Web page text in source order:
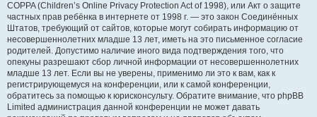
COPPA (Children’s Online Privacy Protection Act of 1998), или Акт о защите
частных прав ребёнка в интернете от 1998 г. — это закон Соединённых
Штатов, требующий от сайтов, которые могут собирать информацию от
несовершеннолетних младше 13 лет, иметь на это письменное согласие
родителей. Допустимо наличие иного вида подтверждения того, что
опекуны разрешают сбор личной информации от несовершеннолетних
младше 13 лет. Если вы не уверены, применимо ли это к вам, как к
регистрирующемуся на конференции, или к самой конференции,
обратитесь за помощью к юрисконсульту. Обратите внимание, что phpBB
Limited администрация данной конференции не может давать